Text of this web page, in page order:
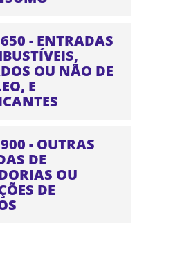
- ENTRADAS
OU NÃO DE
E
- OUTRAS
DE
OU
DE